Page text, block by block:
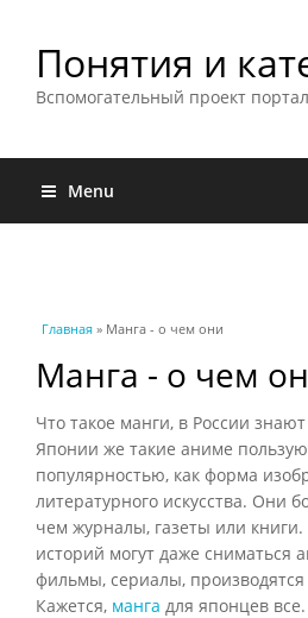
Понятия и
Вспомогательный проект
Menu
Вы здесь
Главная » Манга - о чем они
Манга - о чем
Что такое манги, в России
Японии же такие аниме
популярностью, как форма
литературного искусства. Они
чем журналы, газеты или книги.
историй могут даже сниматься
фильмы, сериалы,
Кажется, манга для японцев